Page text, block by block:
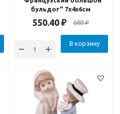
бульдог" 7x4x6см
550.40 ₽ 688₽
В корзину